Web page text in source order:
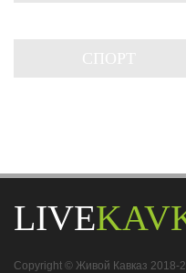
LIVE
Copyright © Живой Кавказ